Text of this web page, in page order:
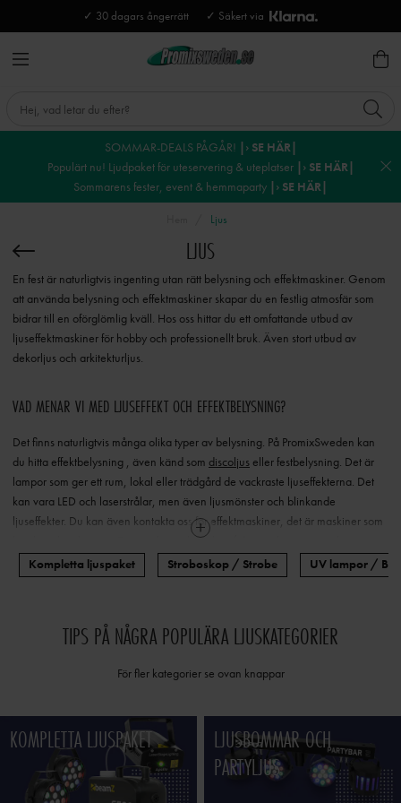
✓ 30 dagars ångerrätt ✓ Säkert via
SOMMAR-DEALS PÅGÅR! |› SE HÄR|
Populärt nu! Ljudpaket för uteservering & uteplatser |› SE HÄR|
Sommarens fester, event & hemmaparty |› SE HÄR|
Ljus
LJUS
En fest är naturligtvis ingenting utan rätt belysning och effektmaskiner. Genom
att använda belysning och effektmaskiner skapar du en festlig atmosfär som
bidrar till en oförglömlig kväll. Hos oss hittar du ett omfattande utbud av
ljuseffektmaskiner för hobby och professionellt bruk. Även stort utbud av
dekorljus och arkitekturljus.
VAD MENAR VI MED LJUSEFFEKT OCH EFFEKTBELYSNING?
Det finns naturligtvis många olika typer av belysning. På PromixSweden kan
du hitta effektbelysning , även känd som discoljus eller festbelysning. Det är
lampor som ger ett rum, lokal eller trädgård de vackraste ljuseffekterna. Det
kan vara LED och laserstrålar, men även ljusmönster och blinkande
ljuseffekter. Du kan även kontakta oss för effektmaskiner, det är maskiner som
Exempel en rökmaskin /
ellerbubbelmaskin.
Det finns alla möjliga olika tillfällen att använda discolampor, festlampor eller
En snygg discolampa ger snabbt häftigeffekt i ett rum.
mer professionella ljuseffekter som
ljus.Vill du få ljuseffekterna du använder att sticka ut och synas ännu
Använd då en rökmaskin, för röken i luften gör att strålarna syns och din
ljusshow får ett enormt uppsving.
Kompletta ljuspaket Stroboskop / Strobe UV lampor /
TIPS PÅ NÅGRA POPULÄRA LJUSKATEGORIER
För fler kategorier se ovan knappar
KOMPLETTA LJUSPAKET
LJUSBOMMAR OCH
PARTYLJUS